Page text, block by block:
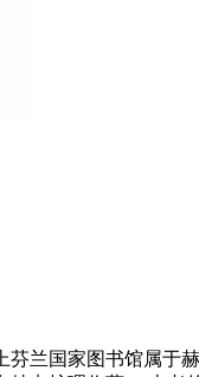
芬兰国家图书馆属